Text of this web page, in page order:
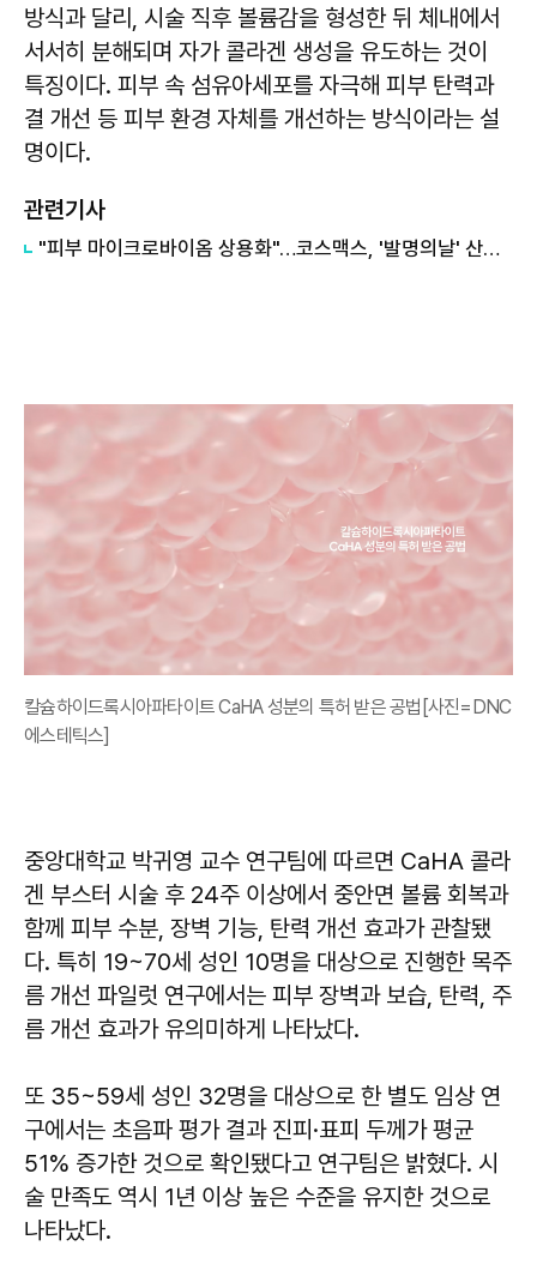
방식과 달리, 시술 직후 볼륨감을 형성한 뒤 체내에서
서서히 분해되며 자가 콜라겐 생성을 유도하는 것이
특징이다. 피부 속 섬유아세포를 자극해 피부 탄력과
결 개선 등 피부 환경 자체를 개선하는 방식이라는 설
명이다.
관련기사
"피부 마이크로바이옴 상용화"…코스맥스, '발명의날' 산업부 장관 표창
칼슘하이드록시아파타이트 CaHA 성분의 특허 받은 공법[사진=DNC
에스테틱스]
중앙대학교 박귀영 교수 연구팀에 따르면 CaHA 콜라
겐 부스터 시술 후 24주 이상에서 중안면 볼륨 회복과
함께 피부 수분, 장벽 기능, 탄력 개선 효과가 관찰됐
다. 특히 19~70세 성인 10명을 대상으로 진행한 목주
름 개선 파일럿 연구에서는 피부 장벽과 보습, 탄력, 주
름 개선 효과가 유의미하게 나타났다.
또 35~59세 성인 32명을 대상으로 한 별도 임상 연
구에서는 초음파 평가 결과 진피·표피 두께가 평균
51% 증가한 것으로 확인됐다고 연구팀은 밝혔다. 시
술 만족도 역시 1년 이상 높은 수준을 유지한 것으로
나타났다.